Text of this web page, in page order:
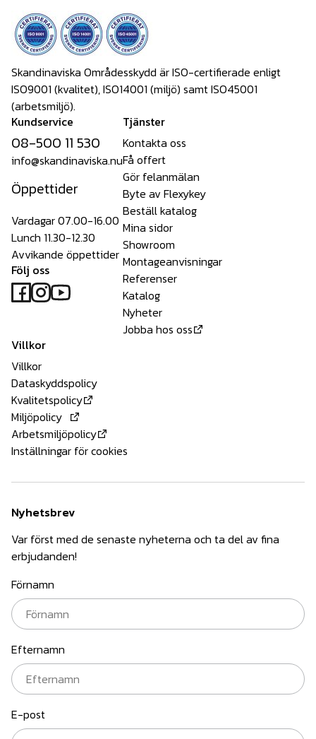
Skandinaviska Områdesskydd är ISO-certifierade enligt
ISO9001 (kvalitet), ISO14001 (miljö) samt ISO45001
(arbetsmiljö).
Kundservice
08-500 11 530
info@skandinaviska.nu
Öppettider
Vardagar 07.00-16.00
Lunch 11.30-12.30
Avvikande öppettider
Följ oss
Tjänster
Kontakta oss
Få offert
Gör felanmälan
Byte av Flexykey
Beställ katalog
Mina sidor
Showroom
Montageanvisningar
Referenser
Katalog
Nyheter
Jobba hos oss
Villkor
Villkor
Dataskyddspolicy
Kvalitetspolicy
Miljöpolicy
Arbetsmiljöpolicy
Inställningar för cookies
Nyhetsbrev
Var först med de senaste nyheterna och ta del av fina
erbjudanden!
Förnamn
Efternamn
E-post